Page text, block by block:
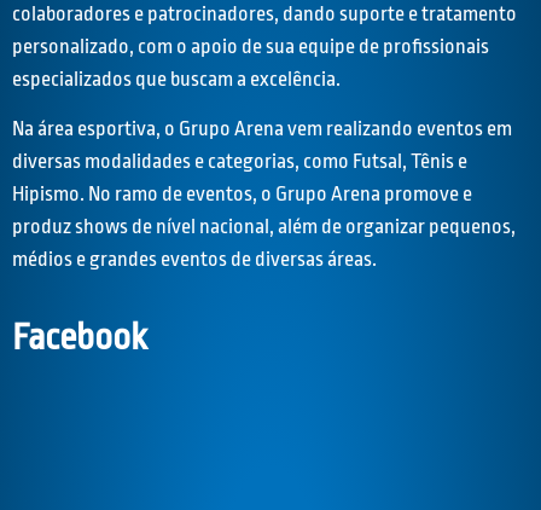
colaboradores e patrocinadores, dando suporte e tratamento
personalizado, com o apoio de sua equipe de profissionais
especializados que buscam a excelência.
Na área esportiva, o Grupo Arena vem realizando eventos em
diversas modalidades e categorias, como Futsal, Tênis e
Hipismo. No ramo de eventos, o Grupo Arena promove e
produz shows de nível nacional, além de organizar pequenos,
médios e grandes eventos de diversas áreas.
Facebook